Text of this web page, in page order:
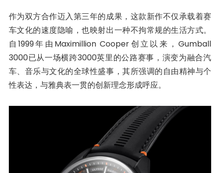
作为双方合作迈入第三年的成果，这款新作不仅承载着赛
车文化的速度隐喻，也映射出一种不拘常规的生活方式。
自1999年由Maximillion Cooper创立以来，Gumball
3000已从一场横跨3000英里的公路赛事，演变为融合汽
车、音乐与文化的全球性盛事，其所强调的自由精神与个
性表达，与雅典表一贯的创新理念形成呼应。